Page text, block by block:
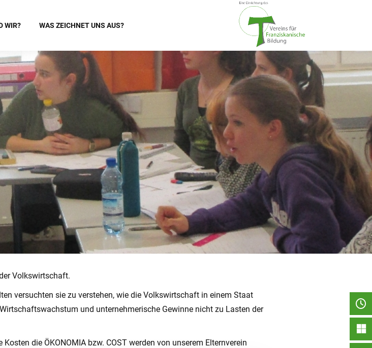
WIR? WAS ZEICHNET UNS AUS?
Volkswirtschaft.
versuchten sie zu verstehen, wie die Volkswirtschaft in einem Staat
und unternehmerische Gewinne nicht zu Lasten der
die ÖKONOMIA bzw. COST werden von unserem Elternverein